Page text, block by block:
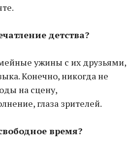
детства?
ужины с их друзьями,
Конечно, никогда не
на сцену,
глаза зрителей.
время?